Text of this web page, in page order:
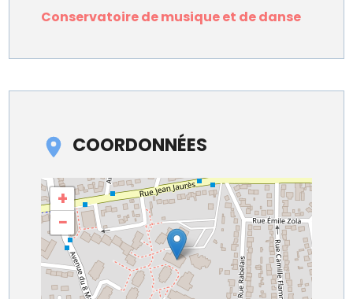
Conservatoire de musique et de danse
COORDONNÉES
+
−